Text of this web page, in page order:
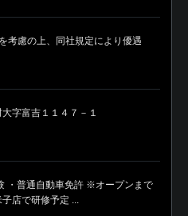
考慮の上、同社規定により優遇
字富吉１１４７－１
・普通自動車免許 ※オープンまで
店で研修予定 ...